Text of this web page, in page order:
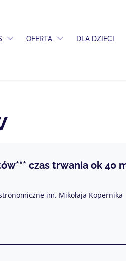
PRZEŁĄCZ MENU ROZWIJANE
OFERTA PRZEŁĄCZ MENU
DLA DZIECI
czas trwania ok 40
im. Mikołaja Kopernika